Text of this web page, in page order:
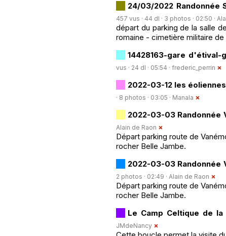
24/03/2022 Randonnée
457 vus · 44 dl · 3 photos · 02:50 ·
départ du parking de la salle
romaine - cimetière militaire
14428163-gare d'étival-
vus · 24 dl · 05:54 · frederic_perrin
2022-03-12 les
· 8 photos · 03:05 · Manala
2022-03-03 Randonnée
Alain de Raon
Départ parking route de
rocher Belle Jambe.
2022-03-03 Randonnée
2 photos · 02:49 · Alain de Raon
Départ parking route de
rocher Belle Jambe.
Le Camp Celtique de la
JMdeNancy